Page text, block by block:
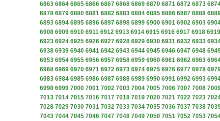
6863 6864 6865 6866 6867 6868 6869 6870 6871 6872 6873
6878 6879 6880 6881 6882 6883 6884 6885 6886 6887 6888
6893 6894 6895 6896 6897 6898 6899 6900 6901 6902 6903
6908 6909 6910 6911 6912 6913 6914 6915 6916 6917 6918 6919
6923 6924 6925 6926 6927 6928 6929 6930 6931 6932 6933
6938 6939 6940 6941 6942 6943 6944 6945 6946 6947 6948
6953 6954 6955 6956 6957 6958 6959 6960 6961 6962 6963
6968 6969 6970 6971 6972 6973 6974 6975 6976 6977 6978
6983 6984 6985 6986 6987 6988 6989 6990 6991 6992 6993
6998 6999 7000 7001 7002 7003 7004 7005 7006 7007 7008
7013 7014 7015 7016 7017 7018 7019 7020 7021 7022 7023
7028 7029 7030 7031 7032 7033 7034 7035 7036 7037 7038
7043 7044 7045 7046 7047 7048 7049 7050 7051 7052 7053